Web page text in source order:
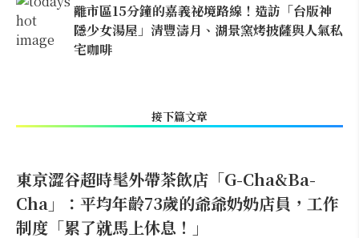
離市區15分鐘的嘉義祕境路線！造訪「台版神
隱少女湯屋」清豐濤月、湖景窯烤披薩與人氣私
宅咖啡
接下篇文章
東京澀谷超時髦外帶茶飲店「G-Cha&Ba-
Cha」：平均年齡73歲的爺爺奶奶店員，工作
制度「累了就馬上休息！」